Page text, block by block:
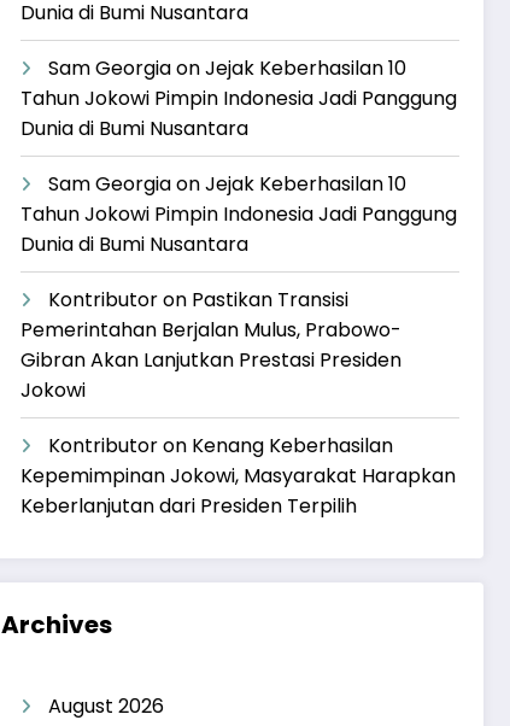
Dunia di Bumi Nusantara
Sam GeorgiaonJejak Keberhasilan 10
Tahun Jokowi Pimpin Indonesia Jadi Panggung
Dunia di Bumi Nusantara
Sam GeorgiaonJejak Keberhasilan 10
Tahun Jokowi Pimpin Indonesia Jadi Panggung
Dunia di Bumi Nusantara
Kontributoron Pastikan Transisi
Pemerintahan Berjalan Mulus, Prabowo-
Gibran Akan Lanjutkan Prestasi Presiden
Jokowi
Kontributoron Kenang Keberhasilan
Kepemimpinan Jokowi, Masyarakat Harapkan
Keberlanjutan dari Presiden Terpilih
Archives
August 2026